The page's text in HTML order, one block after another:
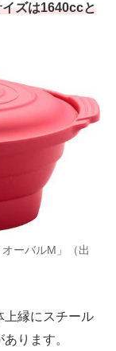
ズは1640ccと
ーバルM」（出
縁にスチール
ります。